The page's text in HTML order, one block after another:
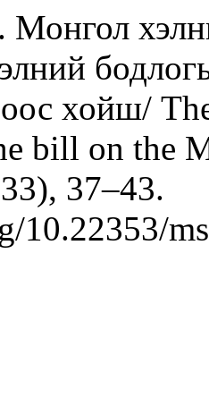
хойш/
bill on the
37–43.
10.22353/